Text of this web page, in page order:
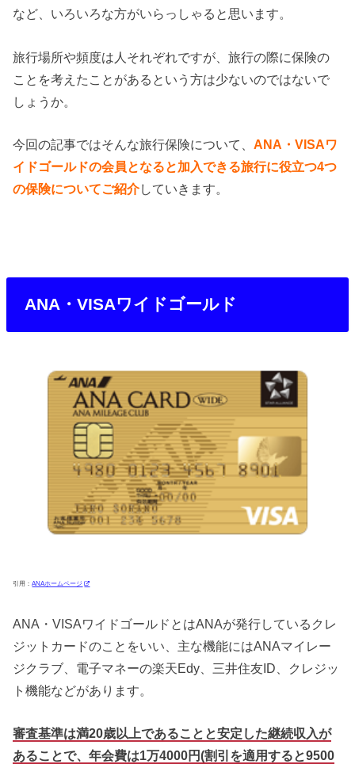
など、いろいろな方がいらっしゃると思います。
旅行場所や頻度は人それぞれですが、旅行の際に保険の
ことを考えたことがあるという方は少ないのではないで
しょうか。
今回の記事ではそんな旅行保険について、ANA・VISAワ
イドゴールドの会員となると加入できる旅行に役立つ4つ
の保険についてご紹介していきます。
ANA・VISAワイドゴールド
引用：ANAホームページ
ANA・VISAワイドゴールドとはANAが発行しているクレ
ジットカードのことをいい、主な機能にはANAマイレー
ジクラブ、電子マネーの楽天Edy、三井住友ID、クレジッ
ト機能などがあります。
審査基準は満20歳以上であることと安定した継続収入が
あることで、年会費は1万4000円(割引を適用すると9500